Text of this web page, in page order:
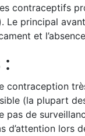
contraceptifs
Le principal
et
contraception
(la plupart
pas de
d’attention lors